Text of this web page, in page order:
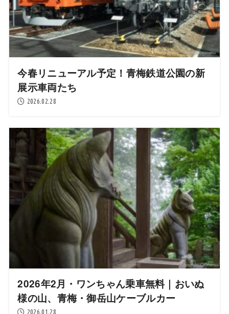
今春リニューアル予定！青梅鉄道公園の新
展示車両たち
2026.02.28
2026年2月・ワンちゃん乗車無料｜おいぬ
様の山、青梅・御岳山ケーブルカー
2026.01.28